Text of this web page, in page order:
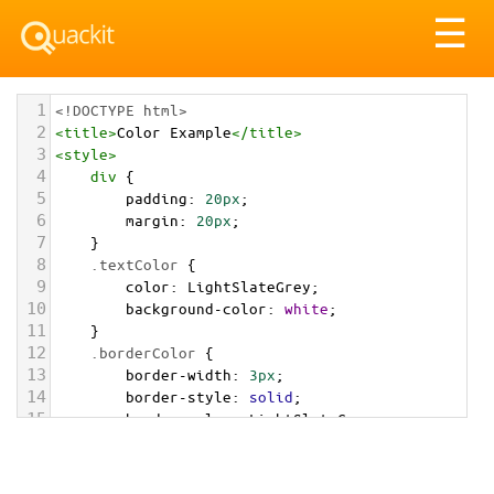
☰
1 <!DOCTYPE html>
2 <title>Color Example</title>
3 <style>
4 div {
5 padding: 20px;
6 margin: 20px;
7 }
8 .textColor {
9 color: LightSlateGrey;
10 background-color: white;
11 }
12 .borderColor {
13 border-width: 3px;
14 border-style: solid;
15 border-color: LightSlateGrey;